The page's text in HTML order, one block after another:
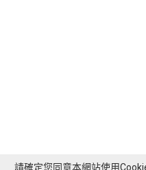
請確定您同意本網站使用